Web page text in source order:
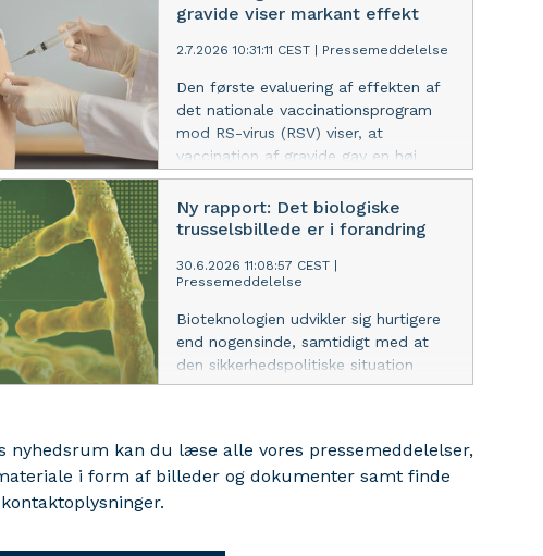
vaccination blive opdateret. Risikoen
for de fleste danskere er fortsat
gravide viser markant effekt
2.7.2026 10:31:11 CEST Pressemeddelelse
Den første evaluering af effekten af
det nationale vaccinationsprogram
mod RS-virus (RSV) viser, at
vaccination af gravide gav en høj
beskyttelse mod RSV-relaterede
indlæggelser hos spædbørn.
Ny rapport: Det biologiske
trusselsbillede er i forandring
30.6.2026 11:08:57 CEST
Pressemeddelelse
Bioteknologien udvikler sig hurtigere
end nogensinde, samtidigt med at
den sikkerhedspolitiske situation
bliver mere kompleks. Det beskriver
Statens Serum Institut om det
biologiske trusselsbillede.
nyhedsrum kan du læse alle vores pressemeddelelser,
i form af billeder og dokumenter samt finde